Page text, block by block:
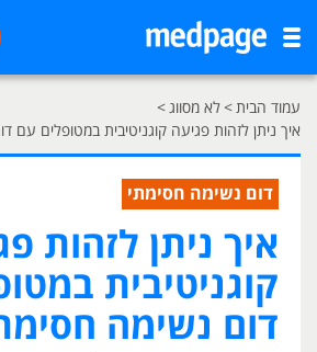
עמוד הבית>לא מסווג>
איך ניתן לזהות פגיעה קוגניטיבית במטופלים עם
דום נשימה חסימתי
איך ניתן לזהות
קוגניטיבית
דום נשימה